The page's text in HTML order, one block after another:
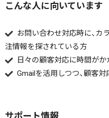
こんな人に向いています
お問い合わせ対応時に、カ
注情報を探されている方
日々の顧客対応に時間が
Gmailを活用しつつ、顧客